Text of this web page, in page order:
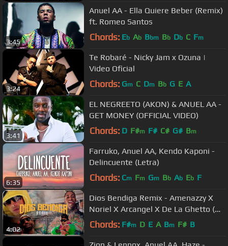
3:45
Anuel AA - Ella Quiere Beber (Remix)
ft. Romeo Santos
Chords: Eb Ab Bbm Bb Db C Fm
3:24
Te Robaré - Nicky Jam x Ozuna |
Video Oficial
Chords: Gm C Dm Bb G E A
3:41
EL NEGREETO (AKON) & ANUEL AA -
GET MONEY (OFFICIAL VIDEO)
Chords: D F#m F# C# G# Bm
6:35
Farruko, Anuel AA, Kendo Kaponi -
Delincuente (Letra)
Chords: Cm Fm Gm Bb Ab Eb F
4:02
Dios Bendiga Remix - Amenazzy X
Noriel X Arcangel X De La Ghetto (
Video Oficial )
Chords: F#m D E A Bm F# B